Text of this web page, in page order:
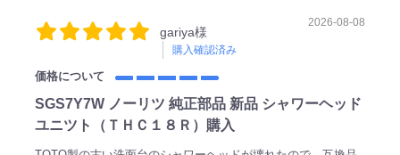
gariya様
購入確認済み
2026-08-08
価格について
SGS7Y7W ノーリツ 純正部品 新品 シャワーヘッド
ユニツト（ＴＨＣ１８Ｒ）購入